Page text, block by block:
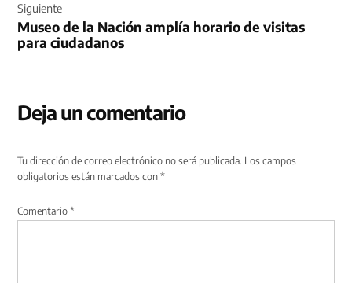
Siguiente
Museo de la Nación amplía horario de visitas
para ciudadanos
Deja un comentario
Tu dirección de correo electrónico no será publicada. Los campos
obligatorios están marcados con*
Comentario*